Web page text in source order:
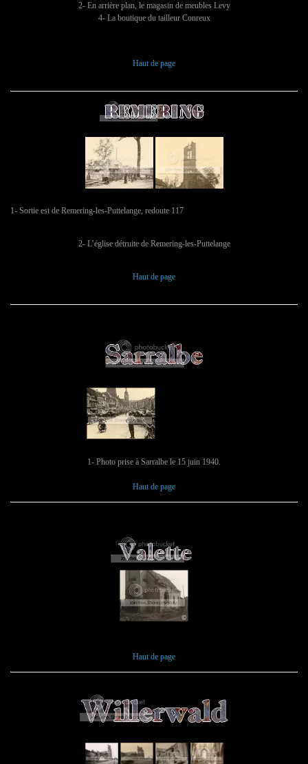
2- En arrière plan, le magasin de meubles Levy
4- La boutique du tailleur Conreux
Haut de page
1- Sortie est de Remering-les-Puttelange, redoute 117
2- L’église détruite de Remering-les-Puttelange
Haut de page
1- Photo prise à Sarralbe le 15 juin 1940.
Haut de page
Haut de page